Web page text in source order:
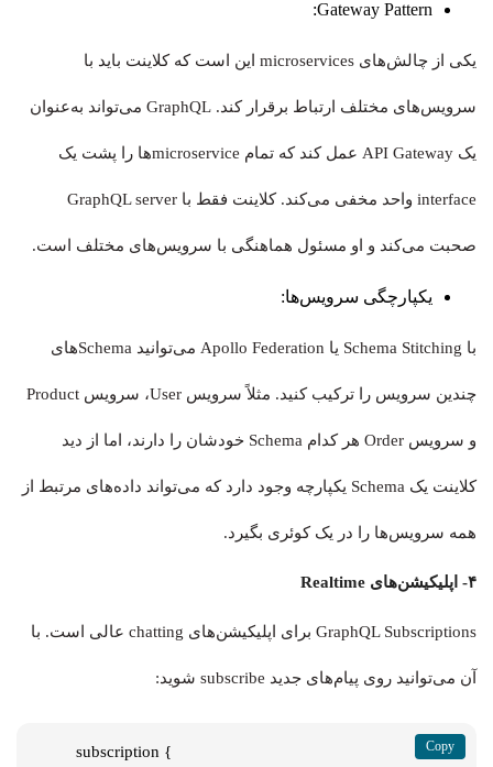
Gateway Pattern:
یکی از چالش‌های microservices این است که کلاینت باید با
سرویس‌های مختلف ارتباط برقرار کند. GraphQL می‌تواند به‌عنوان
یک API Gateway عمل کند که تمام microserviceها را پشت یک
interface واحد مخفی می‌کند. کلاینت فقط با GraphQL server
صحبت می‌کند و او مسئول هماهنگی با سرویس‌های مختلف است.
یکپارچگی سرویس‌ها:
با Schema Stitching یا Apollo Federation می‌توانید Schema‌های
چندین سرویس را ترکیب کنید. مثلاً سرویس User، سرویس Product
و سرویس Order هر کدام Schema خودشان را دارند، اما از دید
کلاینت یک Schema یکپارچه وجود دارد که می‌تواند داده‌های مرتبط از
همه سرویس‌ها را در یک کوئری بگیرد.
۴- اپلیکیشن‌های Realtime
GraphQL Subscriptions برای اپلیکیشن‌های chatting عالی است. با
آن می‌توانید روی پیام‌های جدید subscribe شوید:
subscription {